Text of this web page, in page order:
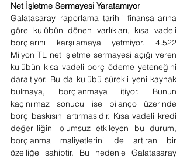
Net İşletme Sermayesi Yaratamıyor
Galatasaray raporlama tarihli finansallarına
göre kulübün dönen varlıkları, kısa vadeli
borçlarını karşılamaya yetmiyor. 4.522
Milyon TL net işletme sermayesi açığı veren
kulübün kısa vadeli borç ödeme yeteneğini
daraltıyor. Bu da kulübü sürekli yeni kaynak
bulmaya, borçlanmaya itiyor. Bunun
kaçınılmaz sonucu ise bilanço üzerinde
borç baskısını artırmasıdır. Kısa vadeli kredi
değerliliğini olumsuz etkileyen bu durum,
borçlanma maliyetlerini de artıran bir
özelliğe sahiptir. Bu nedenle Galatasaray